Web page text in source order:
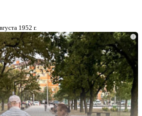
1952 г.
i